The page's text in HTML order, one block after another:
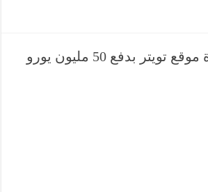
المانيا تهدد إدارة موقع تويتر بدفع 50 مليون يورو